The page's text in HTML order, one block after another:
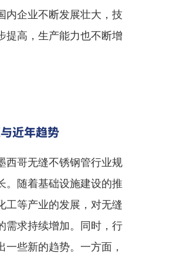
内企业不断发展壮大，技
提高，生产能力也不断增
近年趋势
西哥无缝不锈钢管行业规
。随着基础设施建设的推
工等产业的发展，对无缝
需求持续增加。同时，行
一些新的趋势。一方面，